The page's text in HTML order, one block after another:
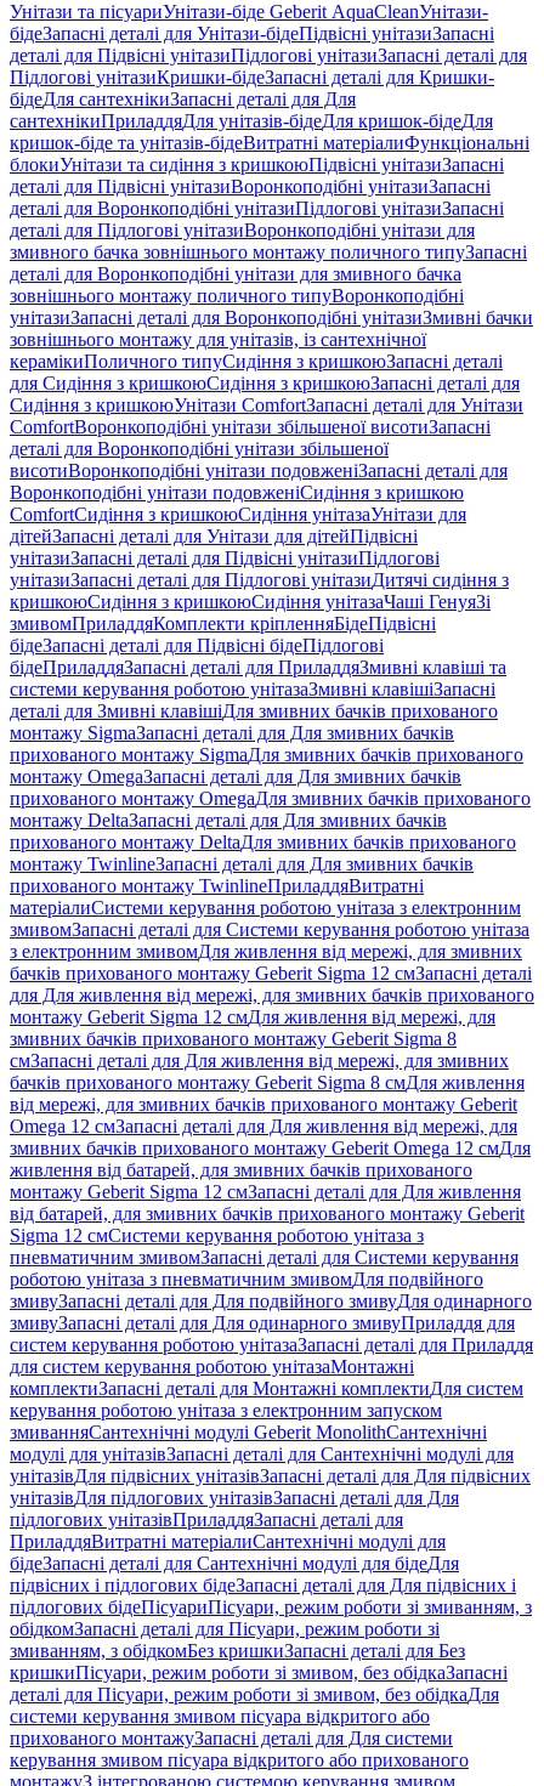
Унітази та пісуариУнітази-біде Geberit AquaCleanУнітази-
бідеЗапасні деталі для Унітази-бідеПідвісні унітазиЗапасні
деталі для Підвісні унітазиПідлогові унітазиЗапасні деталі для
Підлогові унітазиКришки-бідеЗапасні деталі для Кришки-
бідеДля сантехнікиЗапасні деталі для Для
сантехнікиПриладдяДля унітазів-бідеДля кришок-бідеДля
кришок-біде та унітазів-бідеВитратні матеріалиФункціональні
блокиУнітази та сидіння з кришкоюПідвісні унітазиЗапасні
деталі для Підвісні унітазиВоронкоподібні унітазиЗапасні
деталі для Воронкоподібні унітазиПідлогові унітазиЗапасні
деталі для Підлогові унітазиВоронкоподібні унітази для
змивного бачка зовнішнього монтажу поличного типуЗапасні
деталі для Воронкоподібні унітази для змивного бачка
зовнішнього монтажу поличного типуВоронкоподібні
унітазиЗапасні деталі для Воронкоподібні унітазиЗмивні бачки
зовнішнього монтажу для унітазів, із сантехнічної
керамікиПоличного типуСидіння з кришкоюЗапасні деталі
для Сидіння з кришкоюСидіння з кришкоюЗапасні деталі для
Сидіння з кришкоюУнітази ComfortЗапасні деталі для Унітази
ComfortВоронкоподібні унітази збільшеної висотиЗапасні
деталі для Воронкоподібні унітази збільшеної
висотиВоронкоподібні унітази подовженіЗапасні деталі для
Воронкоподібні унітази подовженіСидіння з кришкою
ComfortСидіння з кришкоюСидіння унітазаУнітази для
дітейЗапасні деталі для Унітази для дітейПідвісні
унітазиЗапасні деталі для Підвісні унітазиПідлогові
унітазиЗапасні деталі для Підлогові унітазиДитячі сидіння з
кришкоюСидіння з кришкоюСидіння унітазаЧаші ГенуяЗі
змивомПриладдяКомплекти кріпленняБідеПідвісні
бідеЗапасні деталі для Підвісні бідеПідлогові
бідеПриладдяЗапасні деталі для ПриладдяЗмивні клавіші та
системи керування роботою унітазаЗмивні клавішіЗапасні
деталі для Змивні клавішіДля змивних бачків прихованого
монтажу SigmaЗапасні деталі для Для змивних бачків
прихованого монтажу SigmaДля змивних бачків прихованого
монтажу OmegaЗапасні деталі для Для змивних бачків
прихованого монтажу OmegaДля змивних бачків прихованого
монтажу DeltaЗапасні деталі для Для змивних бачків
прихованого монтажу DeltaДля змивних бачків прихованого
монтажу TwinlineЗапасні деталі для Для змивних бачків
прихованого монтажу TwinlineПриладдяВитратні
матеріалиСистеми керування роботою унітаза з електронним
змивомЗапасні деталі для Системи керування роботою унітаза
з електронним змивомДля живлення від мережі, для змивних
бачків прихованого монтажу Geberit Sigma 12 смЗапасні деталі
для Для живлення від мережі, для змивних бачків прихованого
монтажу Geberit Sigma 12 смДля живлення від мережі, для
змивних бачків прихованого монтажу Geberit Sigma 8
смЗапасні деталі для Для живлення від мережі, для змивних
бачків прихованого монтажу Geberit Sigma 8 смДля живлення
від мережі, для змивних бачків прихованого монтажу Geberit
Omega 12 смЗапасні деталі для Для живлення від мережі, для
змивних бачків прихованого монтажу Geberit Omega 12 смДля
живлення від батарей, для змивних бачків прихованого
монтажу Geberit Sigma 12 смЗапасні деталі для Для живлення
від батарей, для змивних бачків прихованого монтажу Geberit
Sigma 12 смСистеми керування роботою унітаза з
пневматичним змивомЗапасні деталі для Системи керування
роботою унітаза з пневматичним змивомДля подвійного
змивуЗапасні деталі для Для подвійного змивуДля одинарного
змивуЗапасні деталі для Для одинарного змивуПриладдя для
систем керування роботою унітазаЗапасні деталі для Приладдя
для систем керування роботою унітазаМонтажні
комплектиЗапасні деталі для Монтажні комплектиДля систем
керування роботою унітаза з електронним запуском
змиванняСантехнічні модулі Geberit MonolithСантехнічні
модулі для унітазівЗапасні деталі для Сантехнічні модулі для
унітазівДля підвісних унітазівЗапасні деталі для Для підвісних
унітазівДля підлогових унітазівЗапасні деталі для Для
підлогових унітазівПриладдяЗапасні деталі для
ПриладдяВитратні матеріалиСантехнічні модулі для
бідеЗапасні деталі для Сантехнічні модулі для бідеДля
підвісних і підлогових бідеЗапасні деталі для Для підвісних і
підлогових бідеПісуариПісуари, режим роботи зі змиванням, з
обідкомЗапасні деталі для Пісуари, режим роботи зі
змиванням, з обідкомБез кришкиЗапасні деталі для Без
кришкиПісуари, режим роботи зі змивом, без обідкаЗапасні
деталі для Пісуари, режим роботи зі змивом, без обідкаДля
системи керування змивом пісуара відкритого або
прихованого монтажуЗапасні деталі для Для системи
керування змивом пісуара відкритого або прихованого
монтажуЗ інтегрованою системою керування змивом